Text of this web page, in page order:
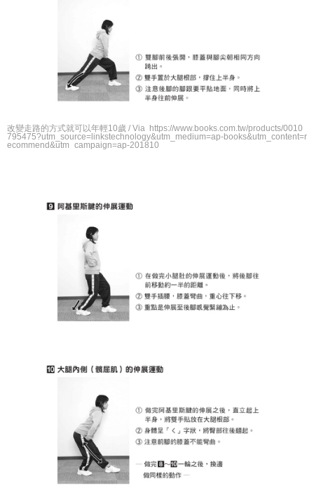
改變走路的方式就可以年輕10歲 / Via https://www.books.com.tw/products/0010
795475?utm_source=linkstechnology&utm_medium=ap-books&utm_content=r
ecommend&utm_campaign=ap-201810